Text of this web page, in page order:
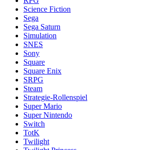
Science Fiction
Sega
Sega Saturn
Simulation
SNES
Sony
Square
Square Enix
SRPG
Steam
Strategie-Rollenspiel
Super Mario
Super Nintendo
Switch
TotK
Twilight